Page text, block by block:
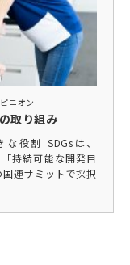
ニオン
取り組み
役割 SDGsは、
持続可能な開発目
連サミットで採択